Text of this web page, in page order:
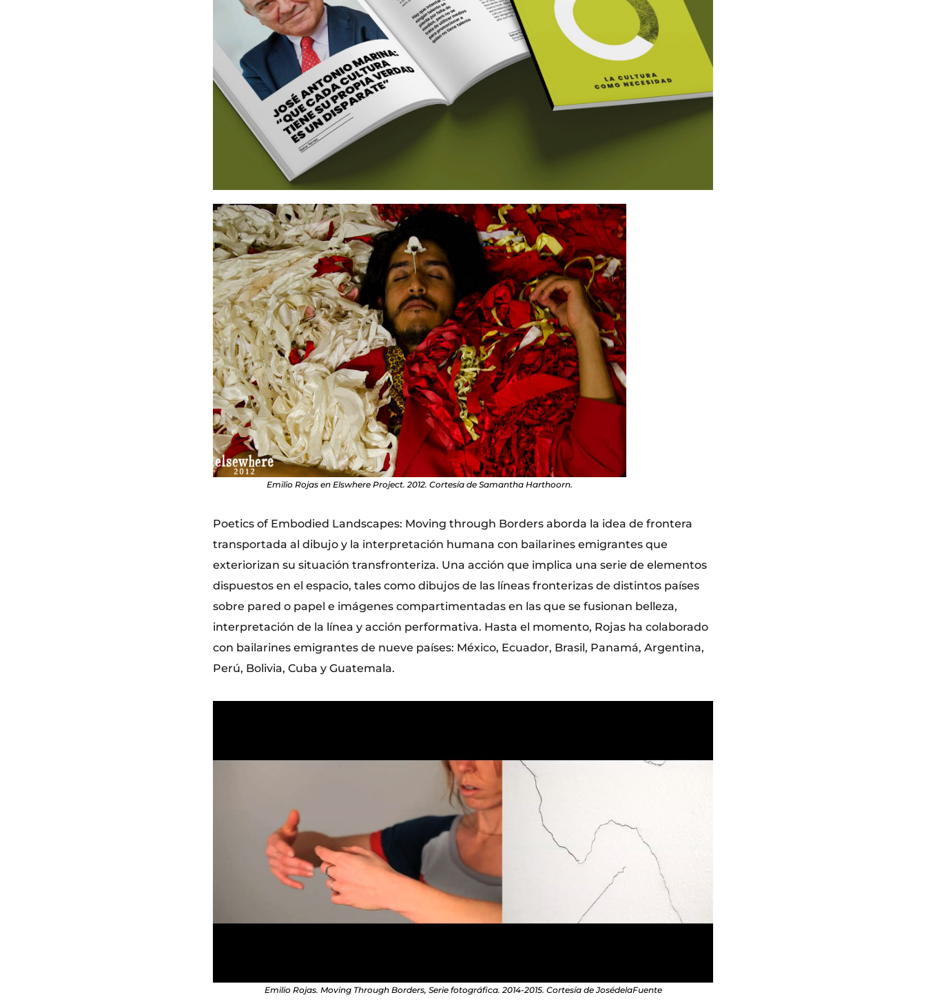
Emilio Rojas en Elswhere Project. 2012. Cortesía de Samantha Harthoorn.
Poetics of Embodied Landscapes: Moving through Borders aborda la idea de frontera
transportada al dibujo y la interpretación humana con bailarines emigrantes que
exteriorizan su situación transfronteriza. Una acción que implica una serie de elementos
dispuestos en el espacio, tales como dibujos de las líneas fronterizas de distintos países
sobre pared o papel e imágenes compartimentadas en las que se fusionan belleza,
interpretación de la línea y acción performativa. Hasta el momento, Rojas ha colaborado
con bailarines emigrantes de nueve países: México, Ecuador, Brasil, Panamá, Argentina,
Perú, Bolivia, Cuba y Guatemala.
Emilio Rojas. Moving Through Borders, Serie fotográfica. 2014-2015. Cortesía de JosédelaFuente